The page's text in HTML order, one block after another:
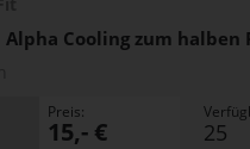
Alpha Cooling zum halben
Preis:
15,- € 25